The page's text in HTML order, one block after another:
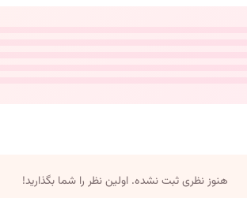
هنوز نظری ثبت نشده. اولین نظر را شما بگذارید!